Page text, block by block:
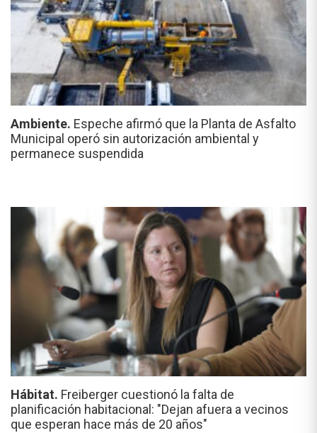
Ambiente. Espeche afirmó que la Planta de Asfalto
Municipal operó sin autorización ambiental y
permanece suspendida
Hábitat. Freiberger cuestionó la falta de
planificación habitacional: "Dejan afuera a vecinos
que esperan hace más de 20 años"